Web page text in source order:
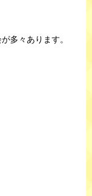
多々あります。